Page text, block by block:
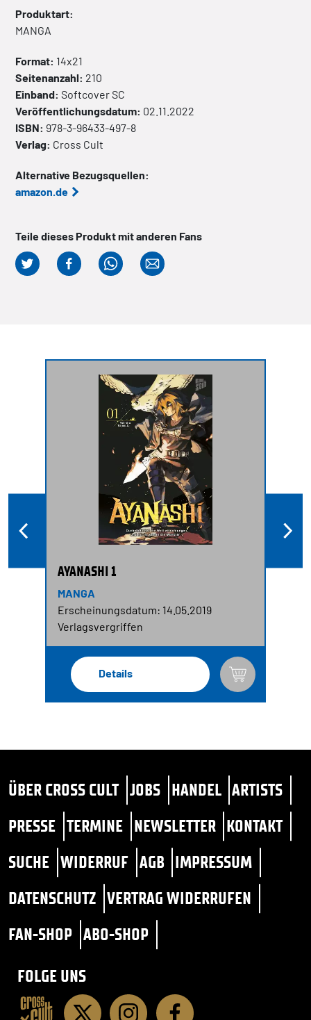
Produktart:
MANGA
Format: 14x21
Seitenanzahl: 210
Einband: SoftcoverSC
Veröffentlichungsdatum: 02.11.2022
ISBN: 978-3-96433-497-8
Verlag: Cross Cult
Alternative Bezugsquellen:
amazon.de
Teile dieses Produkt mit anderen Fans
AYANASHI 1
MANGA
Erscheinungsdatum: 14.05.2019
Verlagsvergriffen
Details
ÜBER CROSS CULT JOBS HANDEL ARTISTS
PRESSE TERMINE NEWSLETTER KONTAKT
SUCHE WIDERRUF AGB IMPRESSUM
DATENSCHUTZ VERTRAG WIDERRUFEN
FAN-SHOP ABO-SHOP
FOLGE UNS